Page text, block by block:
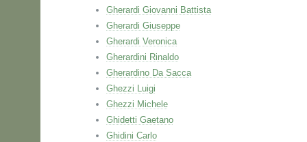
Gherardi Giovanni Battista
Gherardi Giuseppe
Gherardi Veronica
Gherardini Rinaldo
Gherardino Da Sacca
Ghezzi Luigi
Ghezzi Michele
Ghidetti Gaetano
Ghidini Carlo